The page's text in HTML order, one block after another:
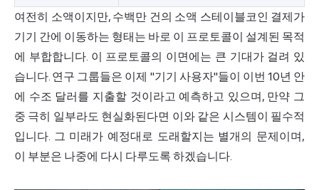
여전히 소액이지만, 수백만 건의 소액 스테이블코인 결제가
기기 간에 이동하는 형태는 바로 이 프로토콜이 설계된 목적
에 부합합니다. 이 프로토콜의 이면에는 큰 기대가 걸려 있
습니다. 연구 그룹들은 이제 "기기 사용자"들이 이번 10년 안
에 수조 달러를 지출할 것이라고 예측하고 있으며, 만약 그
중 극히 일부라도 현실화된다면 이와 같은 시스템이 필수적
입니다. 그 미래가 예정대로 도래할지는 별개의 문제이며,
이 부분은 나중에 다시 다루도록 하겠습니다.